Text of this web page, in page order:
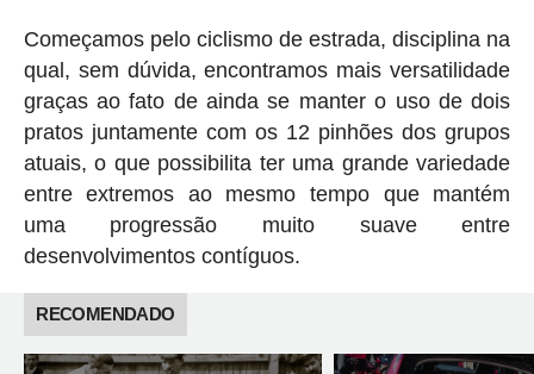
Começamos pelo ciclismo de estrada, disciplina na
qual, sem dúvida, encontramos mais versatilidade
graças ao fato de ainda se manter o uso de dois
pratos juntamente com os 12 pinhões dos grupos
atuais, o que possibilita ter uma grande variedade
entre extremos ao mesmo tempo que mantém
uma progressão muito suave entre
desenvolvimentos contíguos.
RECOMENDADO